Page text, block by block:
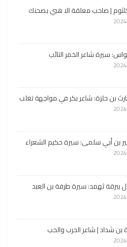
| صاحب معلقة الا هبي بصحنك
سيرة شاعر الخمر التائب
بن حلزة: شاعر بكر في مواجهة تغلب
بن أبي سلمى: سيرة حكيم الشعراء
ببرقة ثهمد: سيرة طرفة بن العبد
بن شداد | شاعر الحرب والحب